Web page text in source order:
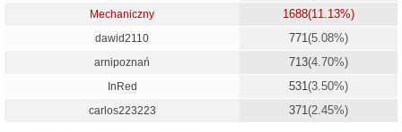
Mechaniczny
1688(11.13%)
dawid2110 771 (5.08%)
arnipoznań 713(4.70%)
InRed 531 (3.50%)
carlos223223 371 (2.45%)